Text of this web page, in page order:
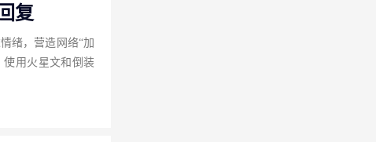
复
绪，营造网络“加
使用火星文和倒装